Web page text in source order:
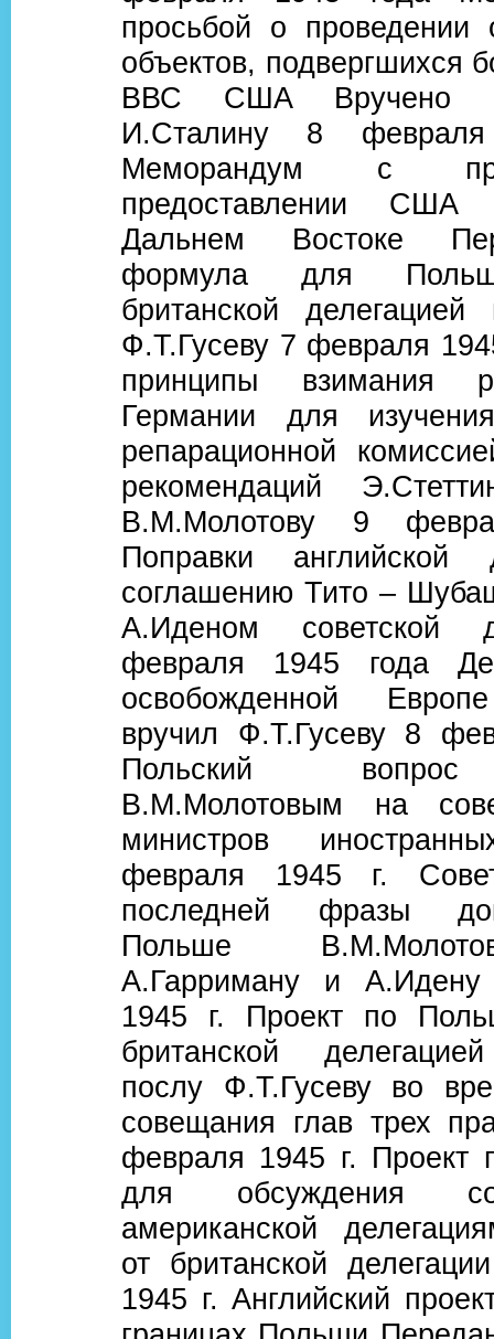
просьбой о проведении
объектов, подвергшихся
ВВС США Вручено
И.Сталину 8
Меморандум с
предоставлении США
Дальнем Востоке
формула для
британской
Ф.Т.Гусеву 7 февраля
принципы взимания
Германии для
репарационной
рекомендаций
В.М.Молотову 9
Поправки английской
соглашению Тито –
А.Иденом советской
февраля 1945 года
освобожденной
вручил Ф.Т.Гусеву 8
Польский
В.М.Молотовым на
министров
февраля 1945 г.
последней фразы
Польше
А.Гарриману и
1945 г. Проект по
британской
послу Ф.Т.Гусеву во
совещания глав трех
февраля 1945 г. Проект
для обсуждения
американской
от британской
1945 г. Английский